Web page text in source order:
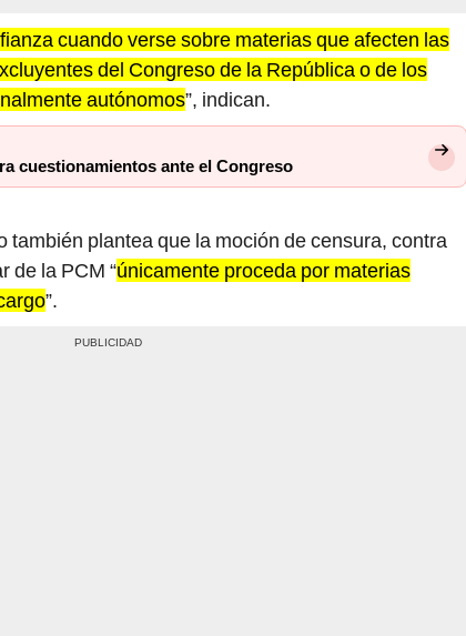
cuando verse sobre materias que afecten las
del Congreso de la República o de los
autónomos”, indican.
cuestionamientos ante el Congreso
también plantea que la moción de censura, contra
de la PCM “únicamente proceda por materias
”.